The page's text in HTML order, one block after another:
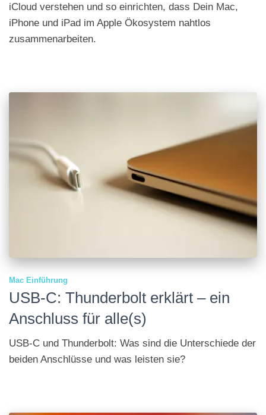
iCloud verstehen und so einrichten, dass Dein Mac,
iPhone und iPad im Apple Öko­system naht­los
zusammen­arbeiten.
Mac Einführung
USB-C: Thunderbolt erklärt – ein
Anschluss für alle(s)
USB-C und Thunderbolt: Was sind die Unterschiede der
beiden Anschlüsse und was leisten sie?